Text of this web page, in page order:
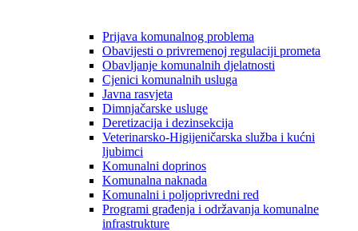
Prijava komunalnog problema
Obavijesti o privremenoj regulaciji prometa
Obavljanje komunalnih djelatnosti
Cjenici komunalnih usluga
Javna rasvjeta
Dimnjačarske usluge
Deretizacija i dezinsekcija
Veterinarsko-Higijeničarska služba i kućni
ljubimci
Komunalni doprinos
Komunalna naknada
Komunalni i poljoprivredni red
Programi građenja i održavanja komunalne
infrastrukture